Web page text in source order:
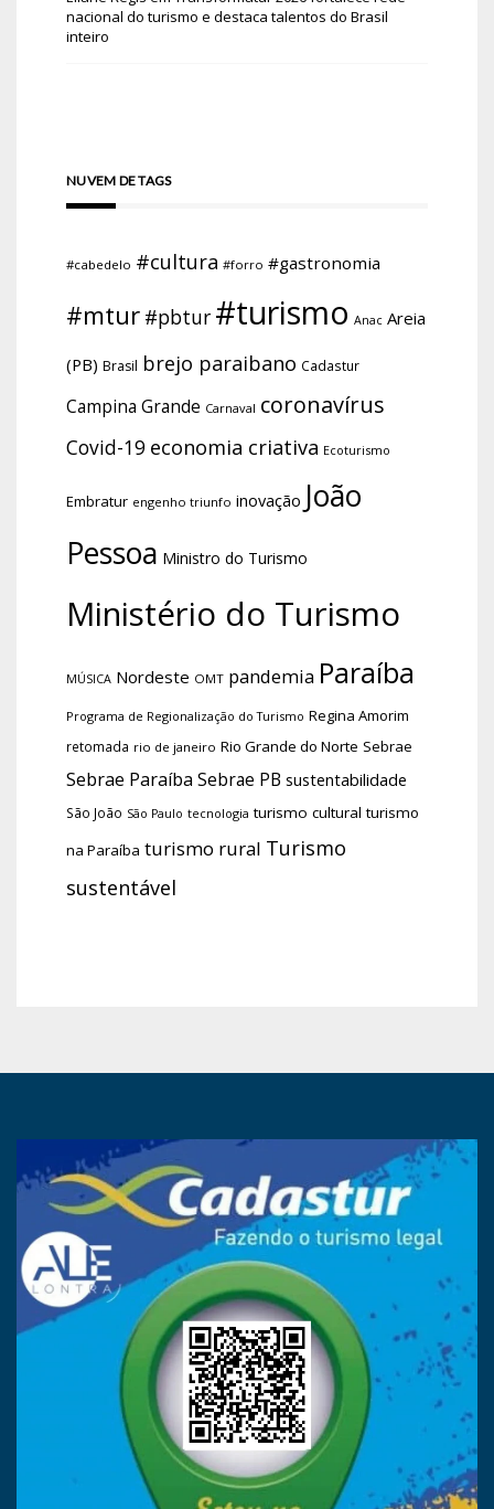
nacional do turismo e destaca talentos do Brasil
inteiro
NUVEM DE TAGS
#cabedelo #cultura #forro #gastronomia
#mtur #pbtur #turismo Anac Areia
(PB) Brasil brejo paraibano Cadastur
Campina Grande Carnaval coronavírus
Covid-19 economia criativa Ecoturismo
Embratur engenho triunfo inovação João
Pessoa Ministro do Turismo
Ministério do Turismo
MÚSICA Nordeste OMT pandemia Paraíba
Programa de Regionalização do Turismo Regina Amorim
retomada rio de janeiro Rio Grande do Norte Sebrae
Sebrae Paraíba Sebrae PB sustentabilidade
São João São Paulo tecnologia turismo cultural turismo
na Paraíba turismo rural Turismo
sustentável